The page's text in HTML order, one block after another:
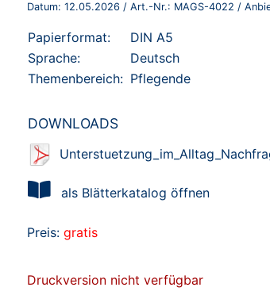
Datum: 12.05.2026 / Art.-Nr.: MAGS-4022 /
Papierformat:
DIN A5
Sprache:
Deutsch
Themenbereich: Pflegende
DOWNLOADS
als Blätterkatalog öffnen
Preis: gratis
Druckversion nicht verfügbar